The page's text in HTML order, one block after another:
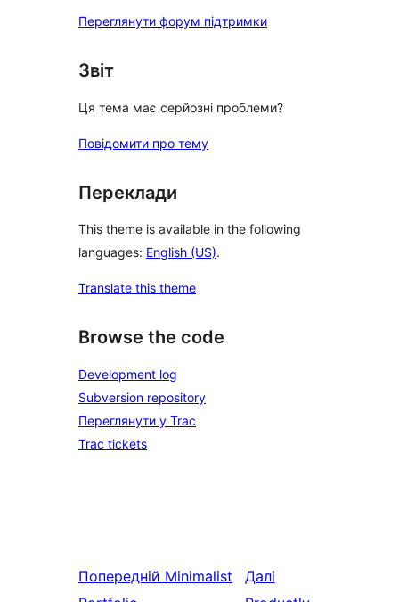
Переглянути форум підтримки
Звіт
Ця тема має серйозні проблеми?
Повідомити про тему
Переклади
This theme is available in the following
languages: English (US).
Translate this theme
Browse the code
Development log
Subversion repository
Переглянути у Trac
Trac tickets
Попередній Minimalist
Далі